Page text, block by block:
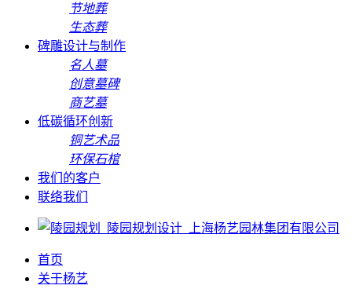
节地葬
生态葬
碑雕设计与制作
名人墓
创意墓碑
商艺墓
低碳循环创新
铜艺术品
环保石棺
我们的客户
联络我们
首页
关于杨艺